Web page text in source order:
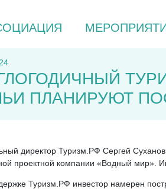
ПЛАНИРУЮТ
директор Туризм.РФ Сергей
проектной компании «Водный мир».
Туризм.РФ инвестор намерен